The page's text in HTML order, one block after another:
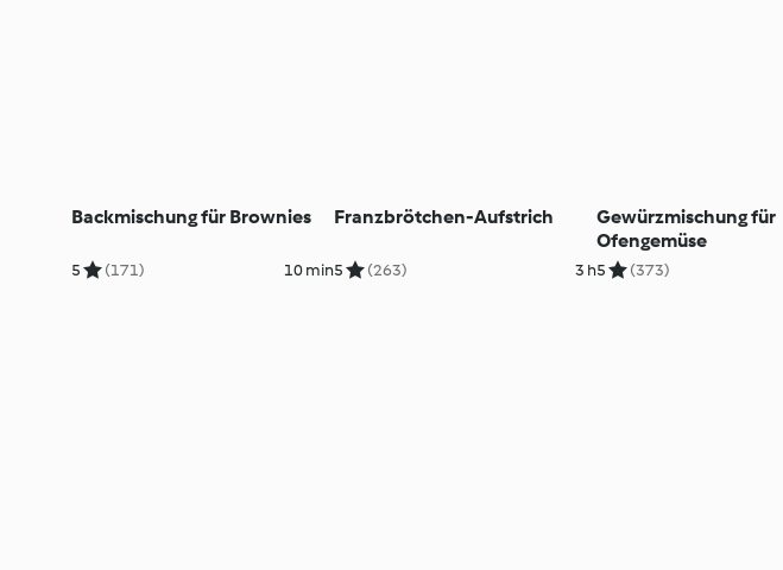
Backmischung für Brownies
5 (171) 10 min
Franzbrötchen-Aufstrich
5 (263) 3 h
Gewürzmischung für
Ofengemüse
5 (373)